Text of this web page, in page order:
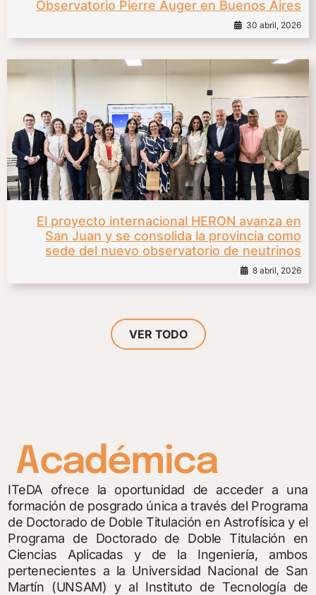
Observatorio Pierre Auger en Buenos Aires
30 abril, 2026
El proyecto internacional HERON avanza en
San Juan y se consolida la provincia como
sede del nuevo observatorio de neutrinos
8 abril, 2026
VER TODO
Académica
ITeDA ofrece la oportunidad de acceder a una
formación de posgrado única a través del Programa
de Doctorado de Doble Titulación en Astrofísica y el
Programa de Doctorado de Doble Titulación en
Ciencias Aplicadas y de la Ingeniería, ambos
pertenecientes a la Universidad Nacional de San
Martín (UNSAM) y al Instituto de Tecnología de